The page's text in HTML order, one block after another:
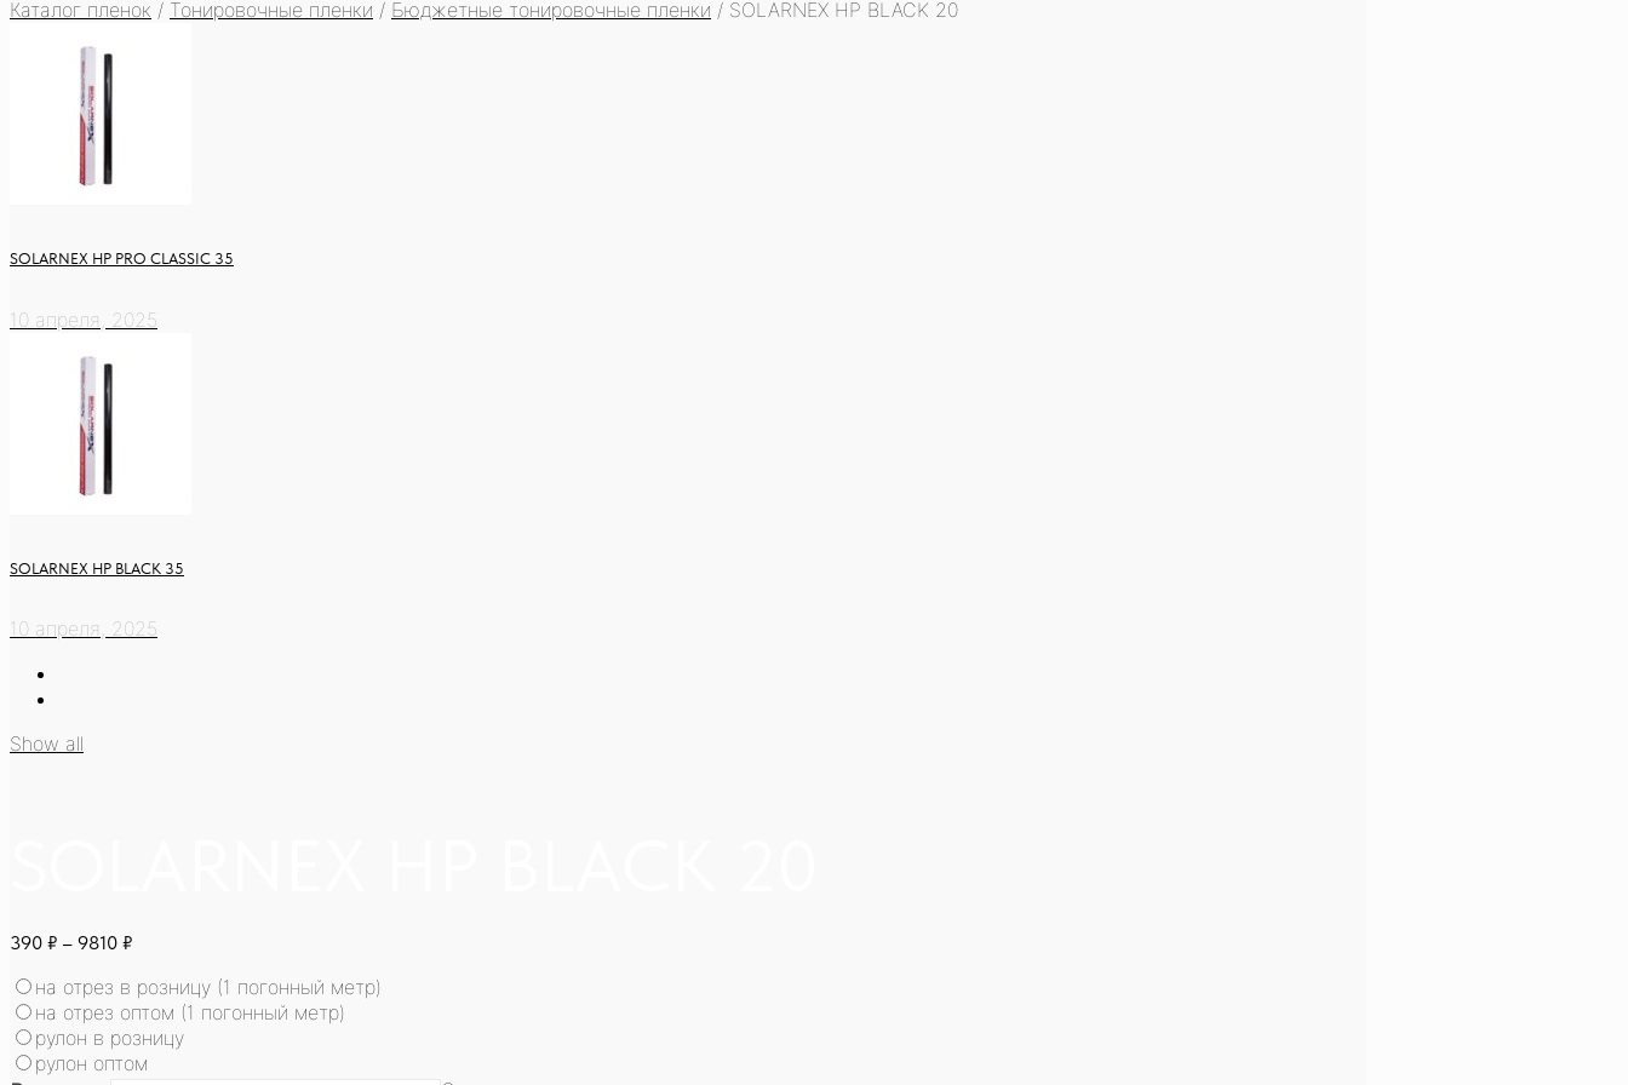
Каталог пленок / Тонировочные пленки / Бюджетные тонировочные пленки / SOLARNEX HP BLACK 20
SOLARNEX HP PRO CLASSIC 35
10 апреля, 2025
SOLARNEX HP BLACK 35
10 апреля, 2025
Show all
390 ₽ – 9810 ₽
на отрез в розницу (1 погонный метр)
на отрез оптом (1 погонный метр)
рулон в розницу
рулон оптом